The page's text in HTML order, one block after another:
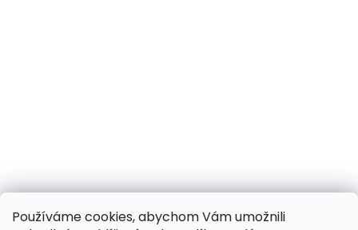
Používáme cookies, abychom Vám umožnili